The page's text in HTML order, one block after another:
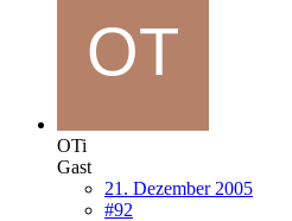
OTi
Gast
21. Dezember 2005
#92